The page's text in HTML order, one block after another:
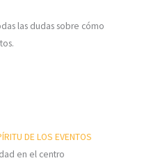
las dudas sobre cómo
DE LOS EVENTOS
en el centro